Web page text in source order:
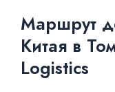
Маршрут
Китая в
Logistics